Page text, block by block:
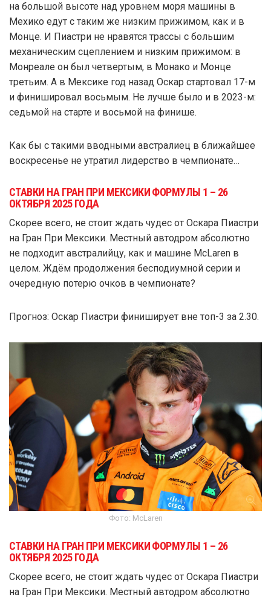
на большой высоте над уровнем моря машины в
Мехико едут с таким же низким прижимом, как и в
Монце. И Пиастри не нравятся трассы с большим
механическим сцеплением и низким прижимом: в
Монреале он был четвертым, в Монако и Монце
третьим. А в Мексике год назад Оскар стартовал 17-м
и финишировал восьмым. Не лучше было и в 2023-м:
седьмой на старте и восьмой на финише.
Как бы с такими вводными австралиец в ближайшее
воскресенье не утратил лидерство в чемпионате…
СТАВКИ НА ГРАН ПРИ МЕКСИКИ ФОРМУЛЫ 1 – 26
ОКТЯБРЯ 2025 ГОДА
Скорее всего, не стоит ждать чудес от Оскара Пиастри
на Гран При Мексики. Местный автодром абсолютно
не подходит австралийцу, как и машине McLaren в
целом. Ждём продолжения бесподиумной серии и
очередную потерю очков в чемпионате?
Прогноз: Оскар Пиастри финиширует вне топ-3 за 2.30.
Фото: McLaren
СТАВКИ НА ГРАН ПРИ МЕКСИКИ ФОРМУЛЫ 1 – 26
ОКТЯБРЯ 2025 ГОДА
Скорее всего, не стоит ждать чудес от Оскара Пиастри
на Гран При Мексики. Местный автодром абсолютно